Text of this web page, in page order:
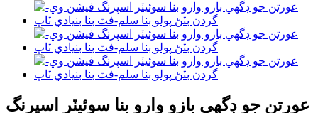
عورتن جو ڊگھي بازو وارو بنا سوئيٽر اسپرنگ